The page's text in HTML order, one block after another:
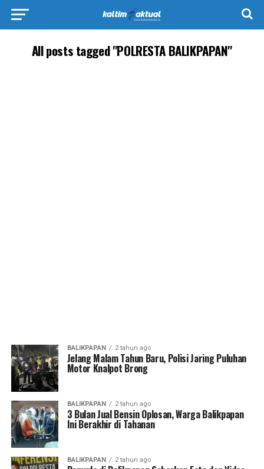
All posts tagged "POLRESTA BALIKPAPAN"
BALIKPAPAN 2 tahun ago
Jelang Malam Tahun Baru, Polisi Jaring Puluhan
Motor Knalpot Brong
BALIKPAPAN 2 tahun ago
3 Bulan Jual Bensin Oplosan, Warga Balikpapan
Ini Berakhir di Tahanan
BALIKPAPAN 2 tahun ago